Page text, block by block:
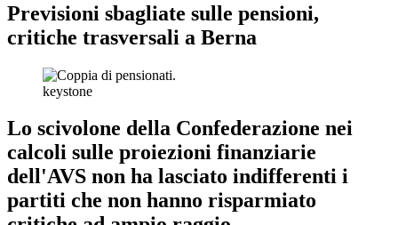
Previsioni sbagliate sulle pensioni,
critiche trasversali a Berna
keystone
Lo scivolone della Confederazione nei
calcoli sulle proiezioni finanziarie
dell'AVS non ha lasciato indifferenti i
partiti che non hanno risparmiato